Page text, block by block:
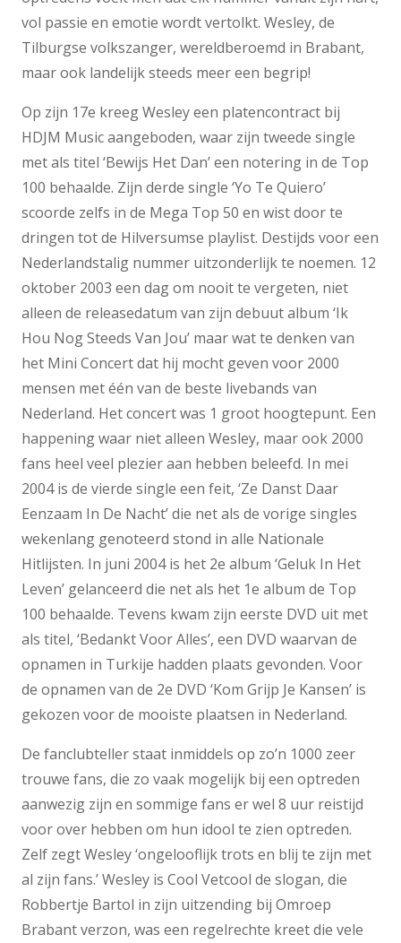
vol passie en emotie wordt vertolkt. Wesley, de
Tilburgse volkszanger, wereldberoemd in Brabant,
maar ook landelijk steeds meer een begrip!
Op zijn 17e kreeg Wesley een platencontract bij
HDJM Music aangeboden, waar zijn tweede single
met als titel ‘Bewijs Het Dan’ een notering in de Top
100 behaalde. Zijn derde single ‘Yo Te Quiero’
scoorde zelfs in de Mega Top 50 en wist door te
dringen tot de Hilversumse playlist. Destijds voor een
Nederlandstalig nummer uitzonderlijk te noemen. 12
oktober 2003 een dag om nooit te vergeten, niet
alleen de releasedatum van zijn debuut album ‘Ik
Hou Nog Steeds Van Jou’ maar wat te denken van
het Mini Concert dat hij mocht geven voor 2000
mensen met één van de beste livebands van
Nederland. Het concert was 1 groot hoogtepunt. Een
happening waar niet alleen Wesley, maar ook 2000
fans heel veel plezier aan hebben beleefd. In mei
2004 is de vierde single een feit, ‘Ze Danst Daar
Eenzaam In De Nacht’ die net als de vorige singles
wekenlang genoteerd stond in alle Nationale
Hitlijsten. In juni 2004 is het 2e album ‘Geluk In Het
Leven’ gelanceerd die net als het 1e album de Top
100 behaalde. Tevens kwam zijn eerste DVD uit met
als titel, ‘Bedankt Voor Alles’, een DVD waarvan de
opnamen in Turkije hadden plaats gevonden. Voor
de opnamen van de 2e DVD ‘Kom Grijp Je Kansen’ is
gekozen voor de mooiste plaatsen in Nederland.
De fanclubteller staat inmiddels op zo’n 1000 zeer
trouwe fans, die zo vaak mogelijk bij een optreden
aanwezig zijn en sommige fans er wel 8 uur reistijd
voor over hebben om hun idool te zien optreden.
Zelf zegt Wesley ‘ongelooflijk trots en blij te zijn met
al zijn fans.’ Wesley is Cool Vetcool de slogan, die
Robbertje Bartol in zijn uitzending bij Omroep
Brabant verzon, was een regelrechte kreet die vele